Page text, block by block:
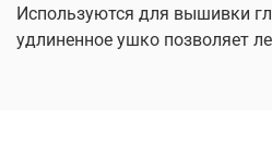
Используются для вышивки
удлиненное ушко позволяет